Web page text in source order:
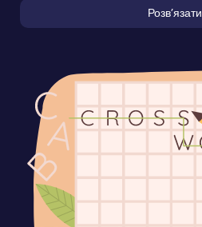
Розвʼязати